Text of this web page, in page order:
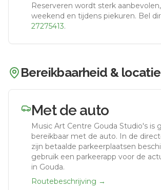
Reserveren wordt sterk
weekend en tijdens piekuren. Bel
27275413.
Bereikbaarheid & locatie
Met de auto
Music Art Centre Gouda Studio's is
bereikbaar met de auto. In de
zijn betaalde parkeerplaatsen
gebruik een parkeerapp voor de
in Gouda.
Routebeschrijving →